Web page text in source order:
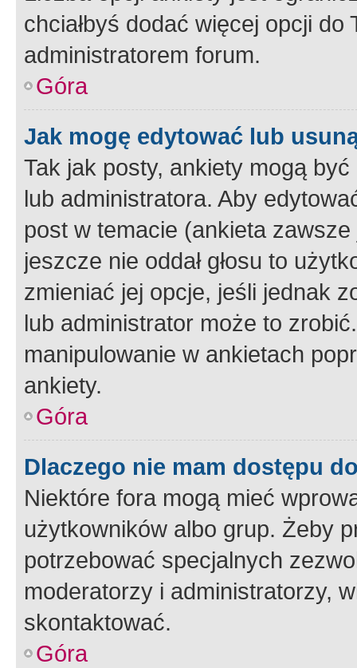
chciałbyś dodać więcej opcji
administratorem forum.
Góra
Jak mogę edytować lub
Tak jak posty, ankiety mogą
lub administratora. Aby
post w temacie (ankieta
jeszcze nie oddał głosu to
zmieniać jej opcje, jeśli jednak
lub administrator może to
manipulowanie w ankietach
ankiety.
Góra
Dlaczego nie mam dostępu
Niektóre fora mogą mieć
użytkowników albo grup. Żeby
potrzebować specjalnych
moderatorzy i administratorzy,
skontaktować.
Góra